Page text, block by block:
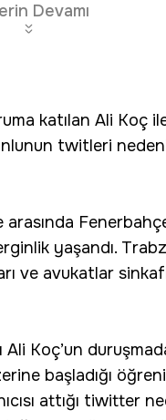
Devamı
katılan Ali Koç
twitleri
arasında
yaşandı.
ve avukatlar
Koç’un
başladığı
attığı tiwitter